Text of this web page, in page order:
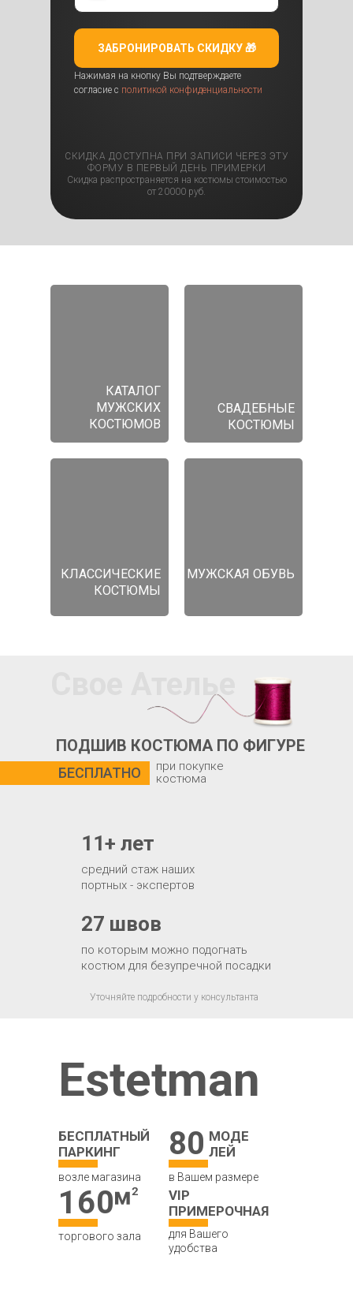
СКИДКА ДОСТУПНА ПРИ ЗАПИСИ ЧЕРЕЗ ЭТУ
ФОРМУ В ПЕРВЫЙ ДЕНЬ ПРИМЕРКИ
Скидка распространяется на костюмы стоимостью
от 20000 руб.
ЗАБРОНИРОВАТЬ СКИДКУ 🎁
Нажимая на кнопку Вы подтверждаете
согласие с политикой конфиденциальности
КАТАЛОГ
МУЖСКИХ
КОСТЮМОВ
СВАДЕБНЫЕ
КОСТЮМЫ
КЛАССИЧЕСКИЕ
КОСТЮМЫ
МУЖСКАЯ ОБУВЬ
Свое Ателье
ПОДШИВ КОСТЮМА ПО ФИГУРЕ
БЕСПЛАТНО
по которым можно подогнать
костюм для безупречной посадки
27 швов
средний стаж наших
портных - экспертов
11+ лет
при покупке
костюма
Уточняйте подробности у консультанта
Estetman
БЕСПЛАТНЫЙ
ПАРКИНГ
возле магазина
80 МОДЕ
ЛЕЙ
в Вашем размере
160
торгового зала
VIP
ПРИМЕРОЧНАЯ
для Вашего
удобства